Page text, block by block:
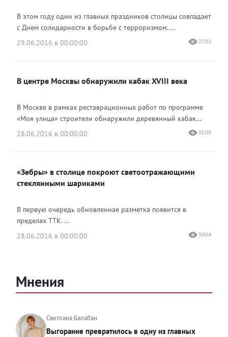
В этом году один из главных праздников столицы совпадает
с Днем солидарности в борьбе с терроризмом. ...
29.06.2016 в 00:00:00
27252
В центре Москвы обнаружили кабак XVIII века
В Москве в рамках реставрационных работ по программе
«Моя улица» строители обнаружили деревянный кабак...
28.06.2016 в 00:00:00
35235
«Зебры» в столице покроют светоотражающими
стеклянными шариками
В первую очередь обновленная разметка появится в
пределах ТТК. ...
28.06.2016 в 00:00:00
30554
Мнения
Светлана Балабан
Выгорание превратилось в одну из главных